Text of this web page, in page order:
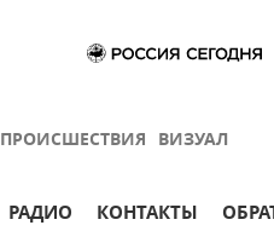
ПРОИСШЕСТВИЯ ВИЗУАЛ
РАДИО КОНТАКТЫ